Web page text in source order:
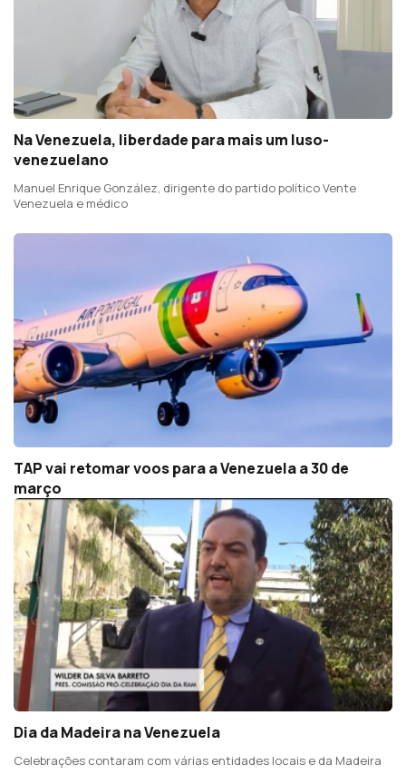
Na Venezuela, liberdade para mais um luso-
venezuelano
Manuel Enrique González, dirigente do partido político Vente
Venezuela e médico
TAP vai retomar voos para a Venezuela a 30 de
março
Dia da Madeira na Venezuela
Celebrações contaram com várias entidades locais e da Madeira